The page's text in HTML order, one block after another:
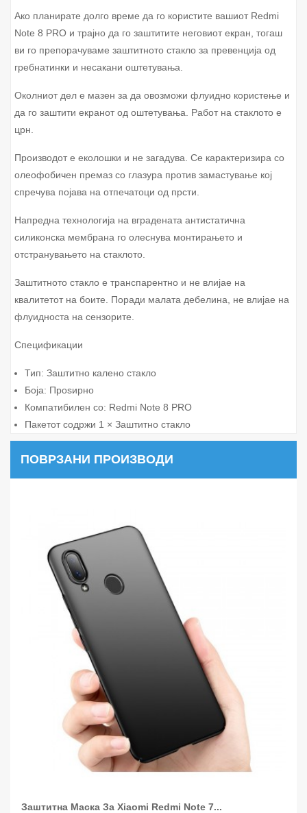
Ако планирате долго време да го користите вашиот Redmi
Note 8 PRO и трајно да го заштитите неговиот екран, тогаш
ви го препорачуваме заштитното стакло за превенција од
гребнатинки и несакани оштетувања.
Околниот дел е мазен за да овозможи флуидно користење и
да го заштити екранот од оштетувања. Работ на стаклото е
црн.
Производот е еколошки и не загадува. Се карактеризира со
олеофобичен премаз со глазура против замастување кој
спречува појава на отпечатоци од прсти.
Напредна технологија на вградената антистатична
силиконска мембрана го олеснува монтирањето и
отстранувањето на стаклото.
Заштитното стакло е транспарентно и не влијае на
квалитетот на боите. Поради малата дебелина, не влијае на
флуидноста на сензорите.
Спецификации
Тип: Заштитно калено стакло
Боја: Проѕирно
Компатибилен со: Redmi Note 8 PRO
Пакетот содржи 1 × Заштитно стакло
ПОВРЗАНИ ПРОИЗВОДИ
Заштитна Маска За Xiaomi Redmi Note 7...
Додај Во Кошница!